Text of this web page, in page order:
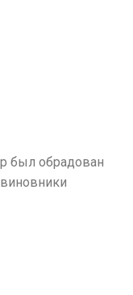
был обрадован